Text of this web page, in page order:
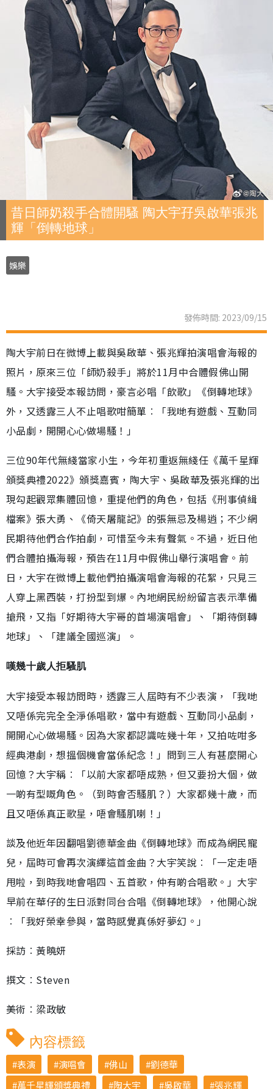
昔日師奶殺手合體開騷 陶大宇孖吳啟華張兆
輝「倒轉地球」
娛樂
發佈時間: 2023/09/15
陶大宇前日在微博上載與吳啟華、張兆輝拍演唱會海報的
照片，原來三位「師奶殺手」將於11月中合體假佛山開
騷。大宇接受本報訪問，豪言必唱「飲歌」《倒轉地球》
外，又透露三人不止唱歌咁簡單︰「我哋有遊戲、互動同
小品劇，開開心心做場騷！」
三位90年代無綫當家小生，今年初重返無綫任《萬千星輝
頒獎典禮2022》頒獎嘉賓，陶大宇、吳啟華及張兆輝的出
現勾起觀眾集體回憶，重提他們的角色，包括《刑事偵緝
檔案》張大勇、《倚天屠龍記》的張無忌及楊逍；不少網
民期待他們合作拍劇，可惜至今未有聲氣。不過，近日他
們合體拍攝海報，預告在11月中假佛山舉行演唱會。前
日，大宇在微博上載他們拍攝演唱會海報的花絮，只見三
人穿上黑西裝，打扮型到爆。內地網民紛紛留言表示準備
搶飛，又指「好期待大宇哥的首場演唱會」、「期待倒轉
地球」、「建議全國巡演」。
嘆幾十歲人拒騷肌
大宇接受本報訪問時，透露三人屆時有不少表演，「我哋
又唔係完完全全淨係唱歌，當中有遊戲、互動同小品劇，
開開心心做場騷。因為大家都認識咗幾十年，又拍咗咁多
經典港劇，想搵個機會當係紀念！」問到三人有甚麼開心
回憶？大宇稱︰「以前大家都唔成熟，但又要扮大個，做
一啲有型嘅角色。（到時會否騷肌？）大家都幾十歲，而
且又唔係真正歌星，唔會騷肌喇！」
談及他近年因翻唱劉德華金曲《倒轉地球》而成為網民寵
兒，屆時可會再次演繹這首金曲？大宇笑說︰「一定走唔
甩啦，到時我哋會唱四、五首歌，仲有啲合唱歌。」大宇
早前在華仔的生日派對同台合唱《倒轉地球》，他開心說
︰「我好榮幸參與，當時感覺真係好夢幻。」
採訪︰黃曉妍
撰文︰Steven
美術︰梁政敏
內容標籤
表演 演唱會 佛山
劉德華
萬千星輝頒獎典禮
陶大宇 吳啟華
張兆輝